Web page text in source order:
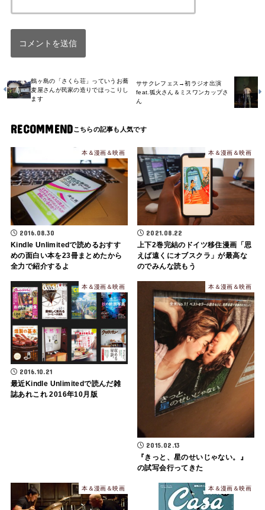
鶴ヶ島の「さくら荘」っていうお蕎
麦屋さんが民家の造りでほっこりし
ます
ササクレフェス→初ラジオ出演
feat.狐火さん＆ミスワンカップさ
ん
RECOMMEND
本＆漫画＆映画
2016.08.30
Kindle Unlimitedで読めるおすす
めの面白い本を23冊まとめたから
全力で紹介するよ
本＆漫画＆映画
2021.08.22
上下2巻完結のドイツ移住漫画「思
えば遠くにオブスクラ」が最高な
のでみんな読もう
本＆漫画＆映画
2016.10.21
最近Kindle Unlimitedで読んだ雑
誌あれこれ 2016年10月版
本＆漫画＆映画
2015.02.13
『きっと、星のせいじゃない。』
の試写会行ってきた
本＆漫画＆映画 本＆漫画＆映画